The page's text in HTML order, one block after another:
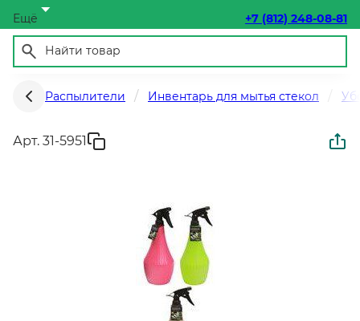
Ещё +7 (812) 248-08-81
Распылители Инвентарь для мытья стекол
Арт. 31-5951